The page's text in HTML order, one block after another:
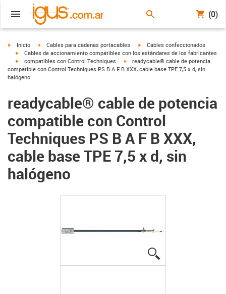
(0)
igus-icon-arrow-right
Inicio igus-icon-arrow-right
Cables para cadenas portacables igus-icon-arrow-right
Cables confeccionados
igus-icon-arrow-right
Cables de accionamiento compatibles con los estándares de los fabricantes
igus-icon-arrow-right
compatibles con Control Techniques igus-icon-arrow-right
readycable® cable de potencia
compatible con Control Techniques PS B A F B XXX, cable base TPE 7,5 x d, sin
halógeno
readycable® cable de potencia
compatible con Control
Techniques PS B A F B XXX,
cable base TPE 7,5 x d, sin
halógeno